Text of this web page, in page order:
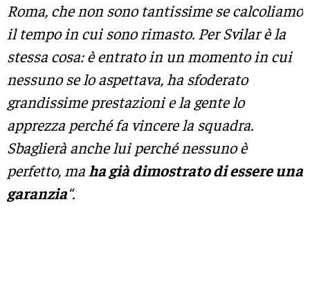
Roma, che non sono tantissime se calcoliamo
il tempo in cui sono rimasto. Per Svilar è la
stessa cosa: è entrato in un momento in cui
nessuno se lo aspettava, ha sfoderato
grandissime prestazioni e la gente lo
apprezza perché fa vincere la squadra.
Sbaglierà anche lui perché nessuno è
perfetto, maha già dimostrato di essere una
garanzia“.